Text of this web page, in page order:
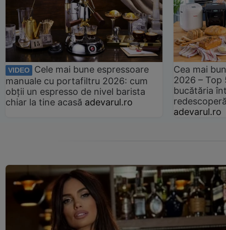
VIDEO
Cele mai bune espressoare
manuale cu portafiltru 2026: cum
obții un espresso de nivel barista
chiar la tine acasă adevarul.ro
Cea mai
2026 –
bucătăria
adevarul.ro